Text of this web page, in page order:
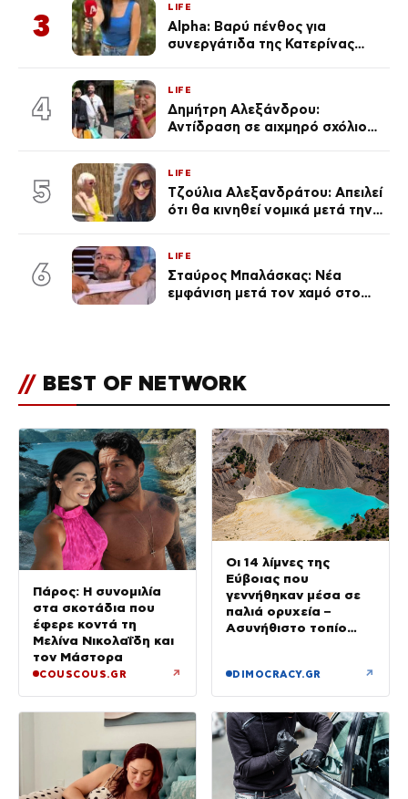
3
LIFE
Alpha: Βαρύ πένθος για
συνεργάτιδα της Κατερίνας
του Θεού»
4
LIFE
Δημήτρη Αλεξάνδρου:
Αντίδραση σε αιχμηρό σχόλιο
5
LIFE
Τζούλια Αλεξανδράτου: Απειλεί
ότι θα κινηθεί νομικά μετά την
6
LIFE
Σταύρος Μπαλάσκας: Νέα
εμφάνιση μετά τον χαμό στο
// BEST OF NETWORK
Πάρος: Η συνομιλία
στα σκοτάδια που
έφερε κοντά τη
Μελίνα Νικολαΐδη και
τον Μάστορα
COUSCOUS.GR ↗
Οι 14 λίμνες της
Εύβοιας που
γεννήθηκαν μέσα σε
παλιά ορυχεία –
Ασυνήθιστο τοπίο
DIMOCRACY.GR ↗